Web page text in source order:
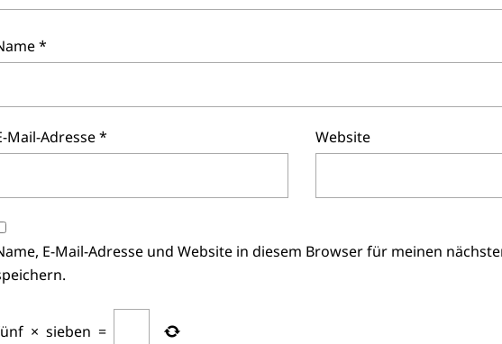
*
Mail-Adresse* Website
E-Mail-Adresse und Website in diesem Browser für meinen
× sieben =